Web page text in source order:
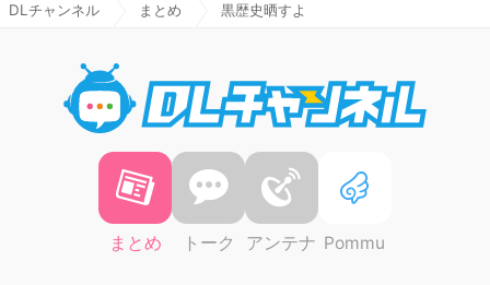
DLチャンネル まとめ 黒歴史晒すよ
まとめ トーク アンテナ Pommu